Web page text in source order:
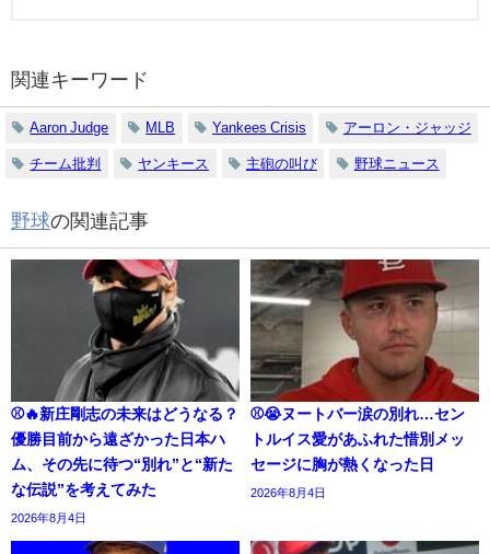
関連キーワード
Aaron Judge MLB Yankees Crisis アーロン・ジャッジ
チーム批判 ヤンキース 主砲の叫び 野球ニュース
野球の関連記事
⚾🔥新庄剛志の未来はどうなる？
優勝目前から遠ざかった日本ハ
ム、その先に待つ“別れ”と“新た
な伝説”を考えてみた
2026年8月4日
⚾😭ヌートバー涙の別れ…セン
トルイス愛があふれた惜別メッ
セージに胸が熱くなった日
2026年8月4日